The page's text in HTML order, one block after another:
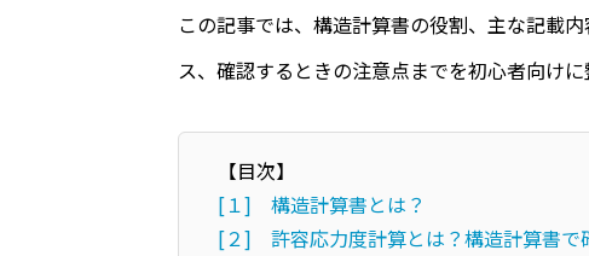
この記事では、構造計算書の役割、主な記載
ス、確認するときの注意点までを初心者向けに
【目次】
[１] 構造計算書とは？
[２] 許容応力度計算とは？構造計算書で